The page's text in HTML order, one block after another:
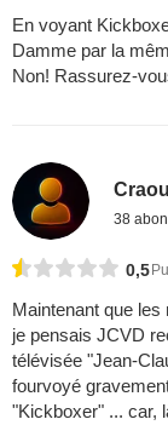
En voyant
Damme par la
Non! Rassurez-
38
0,5
Maintenant que
je pensais JCVD
télévisée "Jean-
fourvoyé
"Kickboxer" ... car,